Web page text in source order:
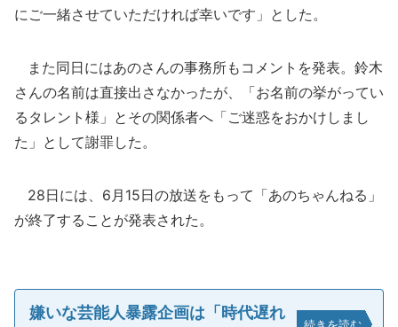
にご一緒させていただければ幸いです」とした。
また同日にはあのさんの事務所もコメントを発表。鈴木
さんの名前は直接出さなかったが、「お名前の挙がってい
るタレント様」とその関係者へ「ご迷惑をおかけしまし
た」として謝罪した。
28日には、6月15日の放送をもって「あのちゃんねる」
が終了することが発表された。
嫌いな芸能人暴露企画は「時代遅れ